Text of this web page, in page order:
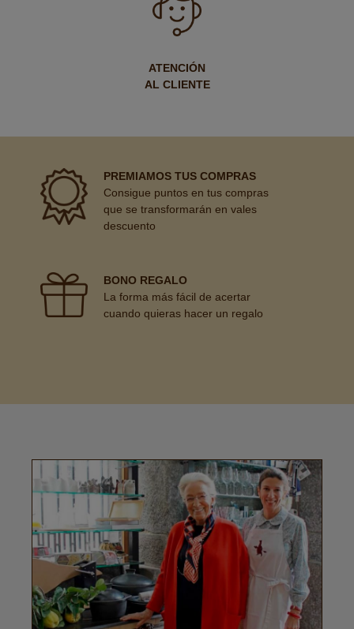
ATENCIÓN
AL CLIENTE
PREMIAMOS TUS COMPRAS
Consigue puntos en tus compras
que se transformarán en vales
descuento
BONO REGALO
La forma más fácil de acertar
cuando quieras hacer un regalo